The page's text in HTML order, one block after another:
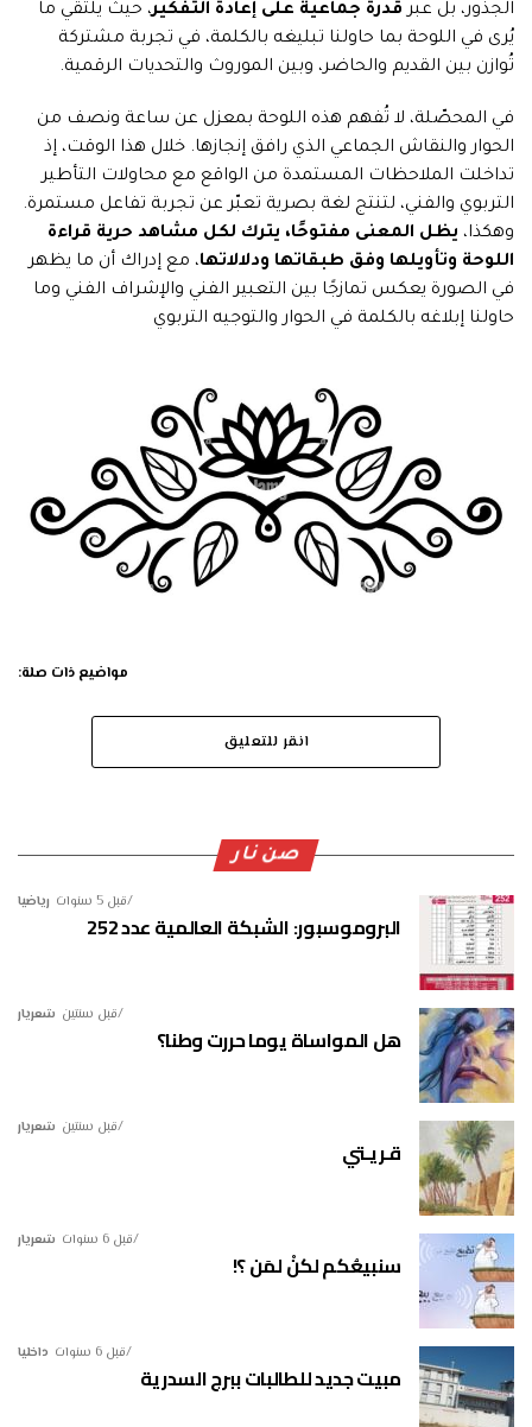
الجذور، بل عبر قدرة جماعية على إعادة التفكير، حيث يلتقي ما
يُرى في اللوحة بما حاولنا تبليغه بالكلمة، في تجربة مشتركة
تُوازن بين القديم والحاضر، وبين الموروث والتحديات الرقمية.
في المحصّلة، لا تُفهم هذه اللوحة بمعزل عن ساعة ونصف من
الحوار والنقاش الجماعي الذي رافق إنجازها. خلال هذا الوقت، إذ
تداخلت الملاحظات المستمدة من الواقع مع محاولات التأطير
التربوي والفني، لتنتج لغة بصرية تعبّر عن تجربة تفاعل مستمرة.
وهكذا، يظل المعنى مفتوحًا، يترك لكل مشاهد حرية قراءة
اللوحة وتأويلها وفق طبقاتها ودلالاتها، مع إدراك أن ما يظهر
في الصورة يعكس تمازجًا بين التعبير الفني والإشراف الفني وما
حاولنا إبلاغه بالكلمة في الحوار والتوجيه التربوي
مواضيع ذات صلة:
انقر للتعليق
صن نار
رياضيا قبل 5 سنوات
البروموسبور: الشبكة العالمية عدد 252
شعريار قبل سنتين
هل المواساة يوما حررت وطنا؟
شعريار قبل سنتين
قـريـتي
شعريار قبل 6 سنوات
سنبيعُكم لكنْ لمَن ؟!
داخليا قبل 6 سنوات
مبيت جديد للطالبات ببرج السدرية